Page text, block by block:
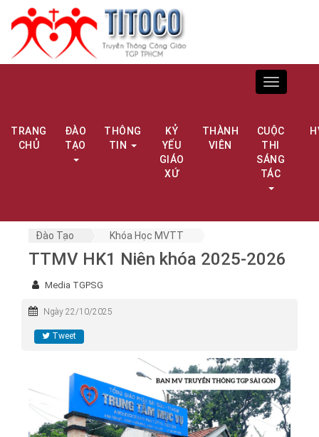
Toggle
navigation
TRANG
CHỦ
ĐÀO
TẠO
THÔNG
TIN
KỶ
YẾU
GIÁO
XỨ
THÀNH
VIÊN
CUỘC
THI
SÁNG
TÁC
Đào Tạo Khóa Học MVTT
TTMV HK1 Niên khóa 2025-2026
Media TGPSG
Ngày 22/10/2025
Tweet